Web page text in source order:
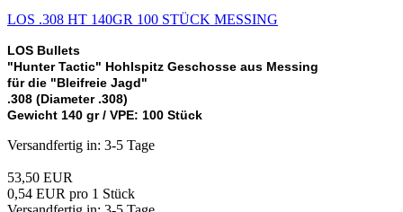
LOS .308 HT 140GR 100 STÜCK MESSING
LOS Bullets
"Hunter Tactic" Hohlspitz Geschosse aus Messing
für die "Bleifreie Jagd"
.308 (Diameter .308)
Gewicht 140 gr / VPE: 100 Stück
Versandfertig in: 3-5 Tage
53,50 EUR
0,54 EUR pro 1 Stück